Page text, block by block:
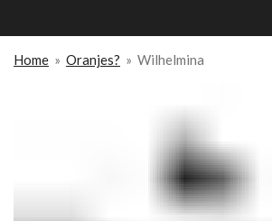
direct
naar
Home » Oranjes? » Wilhelmina